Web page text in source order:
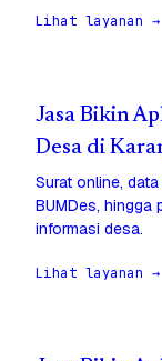
Lihat layanan →
Jasa Bikin
Desa di
Surat online,
BUMDes,
informasi desa.
Lihat layanan →